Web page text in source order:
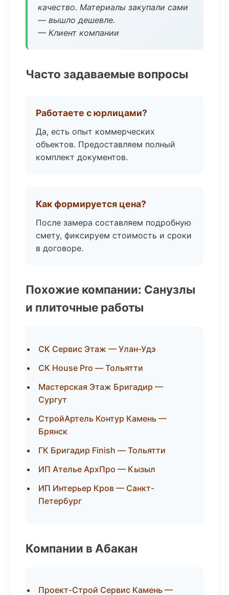
качество. Материалы закупали сами
— вышло дешевле.
— Клиент компании
Часто задаваемые вопросы
Работаете с юрлицами?
Да, есть опыт коммерческих
объектов. Предоставляем полный
комплект документов.
Как формируется цена?
После замера составляем подробную
смету, фиксируем стоимость и сроки
в договоре.
Похожие компании: Санузлы
и плиточные работы
СК Сервис Этаж — Улан-Удэ
СК House Pro — Тольятти
Мастерская Этаж Бригадир —
Сургут
СтройАртель Контур Камень —
Брянск
ГК Бригадир Finish — Тольятти
ИП Ателье АрхПро — Кызыл
ИП Интерьер Кров — Санкт-
Петербург
Компании в Абакан
Проект-Строй Сервис Камень —